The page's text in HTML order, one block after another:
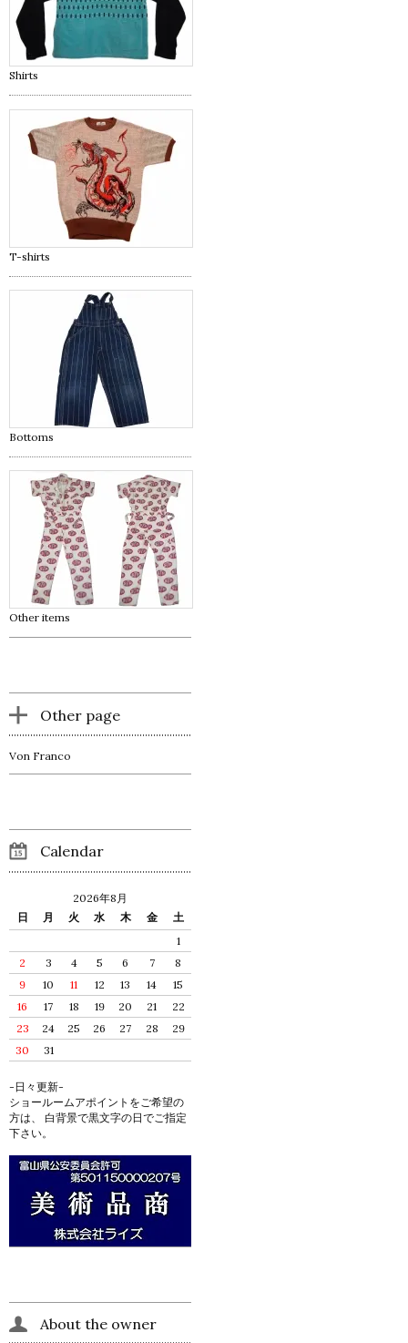
Shirts
T-shirts
Bottoms
Other items
Other page
Von Franco
Calendar
2026年8月
日
月 火 水 木 金
土
1
2
3 4 5 6 7
8
9
10 11 12 13 14
15
16
17 18 19 20 21
22
23
24 25 26 27 28
29
30
31
-日々更新-
ショールームアポイントをご希望の
方は、 白背景で黒文字の日でご指定
下さい。
About the owner